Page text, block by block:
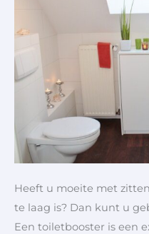
Heeft u moeite met
te laag is? Dan kunt u
Een toiletbooster is een